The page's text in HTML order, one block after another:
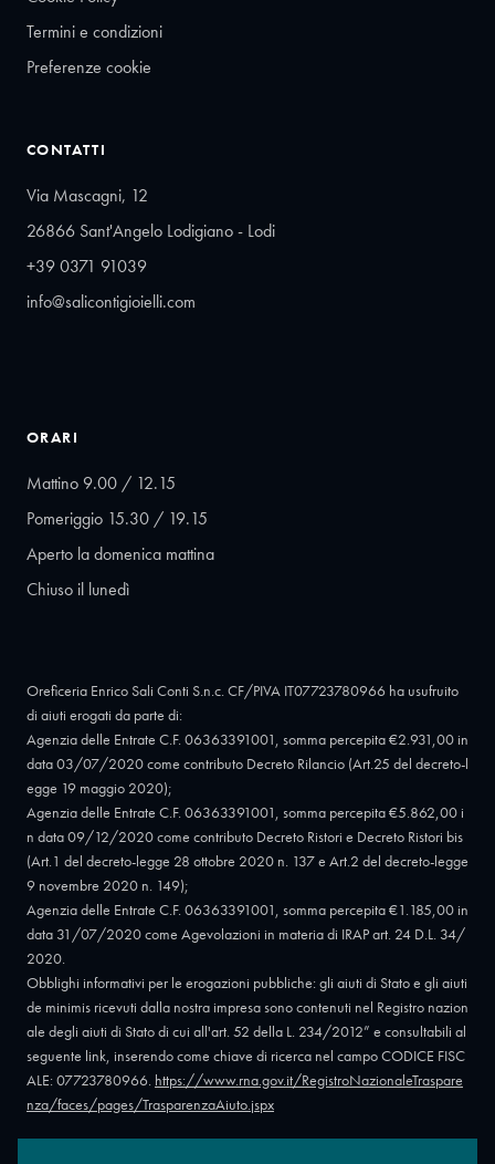
Termini e condizioni
Preferenze cookie
CONTATTI
Via Mascagni, 12
26866 Sant'Angelo Lodigiano - Lodi
+39 0371 91039
info@salicontigioielli.com
ORARI
Mattino 9.00 / 12.15
Pomeriggio 15.30 / 19.15
Aperto la domenica mattina
Chiuso il lunedì
Oreficeria Enrico Sali Conti S.n.c. CF/PIVA IT07723780966 ha usufruito
di aiuti erogati da parte di:
Agenzia delle Entrate C.F. 06363391001, somma percepita €2.931,00 in
data 03/07/2020 come contributo Decreto Rilancio (Art.25 del decreto-l
egge 19 maggio 2020);
Agenzia delle Entrate C.F. 06363391001, somma percepita €5.862,00 i
n data 09/12/2020 come contributo Decreto Ristori e Decreto Ristori bis
(Art.1 del decreto-legge 28 ottobre 2020 n. 137 e Art.2 del decreto-legge
9 novembre 2020 n. 149);
Agenzia delle Entrate C.F. 06363391001, somma percepita €1.185,00 in
data 31/07/2020 come Agevolazioni in materia di IRAP art. 24 D.L. 34/
2020.
Obblighi informativi per le erogazioni pubbliche: gli aiuti di Stato e gli aiuti
de minimis ricevuti dalla nostra impresa sono contenuti nel Registro nazion
ale degli aiuti di Stato di cui all'art. 52 della L. 234/2012” e consultabili al
seguente link, inserendo come chiave di ricerca nel campo CODICE FISC
ALE: 07723780966. https://www.rna.gov.it/RegistroNazionaleTraspare
nza/faces/pages/TrasparenzaAiuto.jspx